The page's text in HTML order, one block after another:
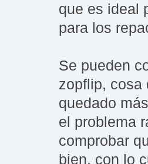
que es ideal
para los
Se pueden
zopflip, cosa
quedado
el problema
comprobar
bien, con lo